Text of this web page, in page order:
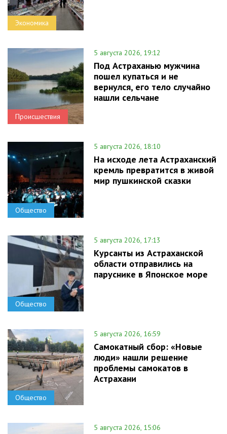
Экономика
Происшествия
5 августа 2026, 19:12
Под Астраханью мужчина
пошел купаться и не
вернулся, его тело случайно
нашли сельчане
Общество
5 августа 2026, 18:10
На исходе лета Астраханский
кремль превратится в живой
мир пушкинской сказки
Общество
5 августа 2026, 17:13
Курсанты из Астраханской
области отправились на
паруснике в Японское море
Общество
5 августа 2026, 16:59
Самокатный сбор: «Новые
люди» нашли решение
проблемы самокатов в
Астрахани
5 августа 2026, 15:06